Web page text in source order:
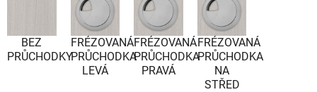
BEZ
PRŮCHODKY
FRÉZOVANÁ
PRŮCHODKA
LEVÁ
FRÉZOVANÁ
PRŮCHODKA
PRAVÁ
FRÉZOVANÁ
PRŮCHODKA
NA
STŘED